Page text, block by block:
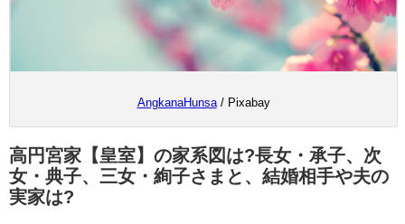
AngkanaHunsa/ Pixabay
高円宮家【皇室】の家系図は?長女・承子、次
女・典子、三女・絢子さまと、結婚相手や夫の
実家は?